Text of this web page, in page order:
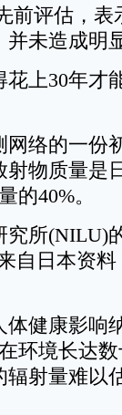
评估，表
并未造成明
上30年才
络的一份
物质量是
的40%。
所(NILU)
自日本资
健康影响
环境长达
射量难以